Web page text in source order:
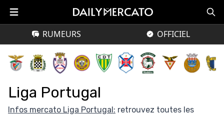
RUMEURS OFFICIEL
Liga Portugal
Infos mercato Liga Portugal: retrouvez toutes les